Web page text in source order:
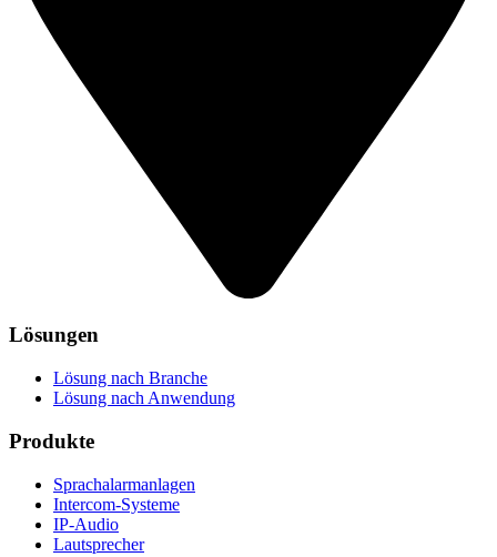
Lösungen
Lösung nach Branche
Lösung nach Anwendung
Produkte
Sprachalarmanlagen
Intercom-Systeme
IP-Audio
Lautsprecher